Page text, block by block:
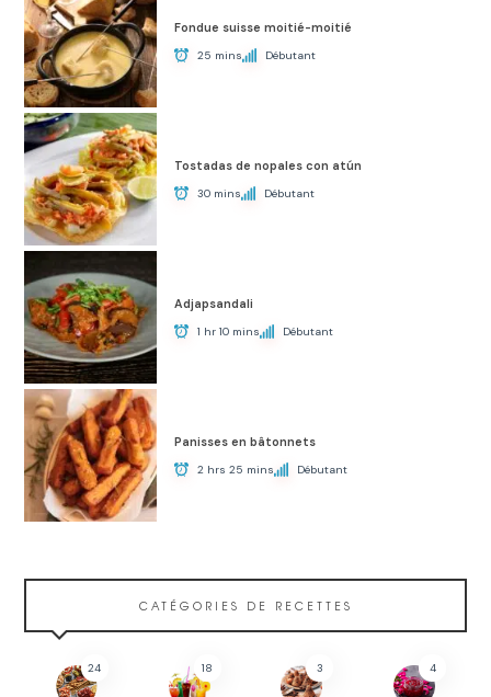
Fondue suisse moitié-moitié
25 mins Débutant
Tostadas de nopales con atún
30 mins Débutant
Adjapsandali
1 hr 10 mins Débutant
Panisses en bâtonnets
2 hrs 25 mins Débutant
CATÉGORIES DE RECETTES
24 18 3 4